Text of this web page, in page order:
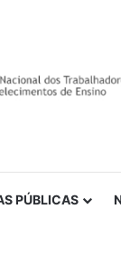
PÚBLICAS